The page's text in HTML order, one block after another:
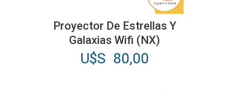
Proyector De Estrellas Y
Galaxias Wifi (NX)
U$S 80,00